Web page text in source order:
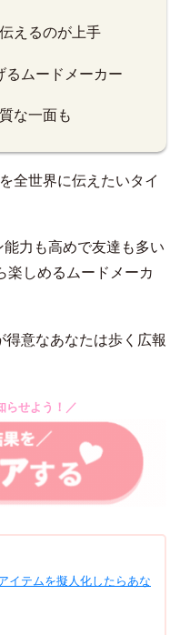
えるのが上手
るムードメーカー
な一面も
全世界に伝えたいタイ
力も高めで友達も多い
楽しめるムードメーカ
意なあなたは歩く広報
らせよう！／
イテムを擬人化したらあな